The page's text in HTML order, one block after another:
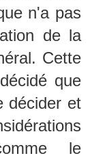
n'a pas
de la
Cette
que
décider et
le